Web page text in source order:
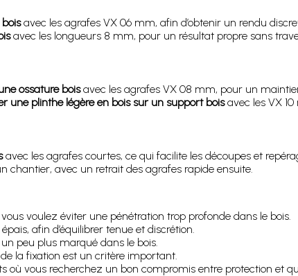
avec les agrafes VX 06 mm, afin d’obtenir un rendu
avec les longueurs 8 mm, pour un résultat propre sans
ossature boisavec les agrafes VX 08 mm, pour un
une plinthe légère en bois sur un support boisavec les VX 10
avec les agrafes courtes, ce qui facilite les découpes et
chantier, avec un retrait des agrafes rapide ensuite.
voulez éviter une pénétration trop profonde dans le bois.
afin d’équilibrer tenue et discrétion.
peu plus marqué dans le bois.
la fixation est un critère important.
où vous recherchez un bon compromis entre protection et